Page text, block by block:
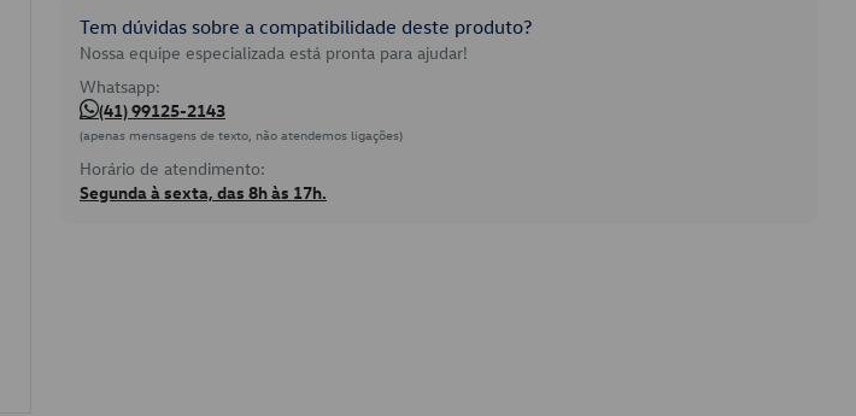
Tem dúvidas sobre a compatibilidade deste produto?
Nossa equipe especializada está pronta para ajudar!
Whatsapp:
(41) 99125-2143
(apenas mensagens de texto, não atendemos ligações)
Horário de atendimento:
Segunda à sexta, das 8h às 17h.